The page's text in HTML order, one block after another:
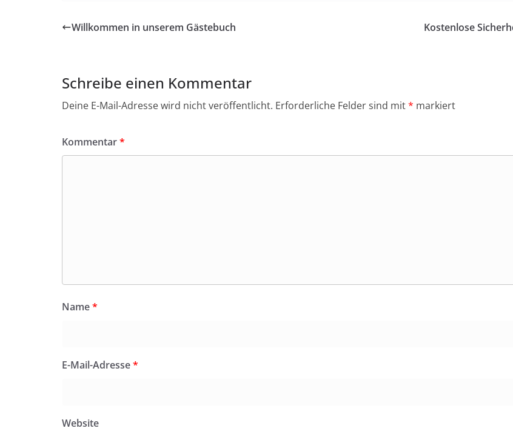
Willkommen in unserem Gästebuch Kostenlose
Schreibe einen Kommentar
Deine E-Mail-Adresse wird nicht veröffentlicht. Erforderliche Felder sind mit* markiert
Kommentar*
Name*
E-Mail-Adresse*
Website